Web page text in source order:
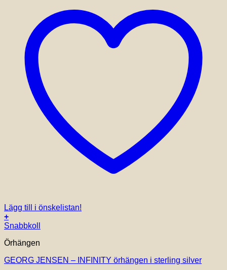
Lägg till i önskelistan!
+
Snabbkoll
Örhängen
GEORG JENSEN – INFINITY örhängen i sterling silver